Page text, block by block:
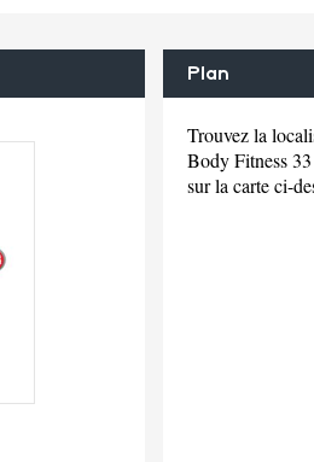
Plan
Trouvez la
Body Fitness
sur la carte ci-